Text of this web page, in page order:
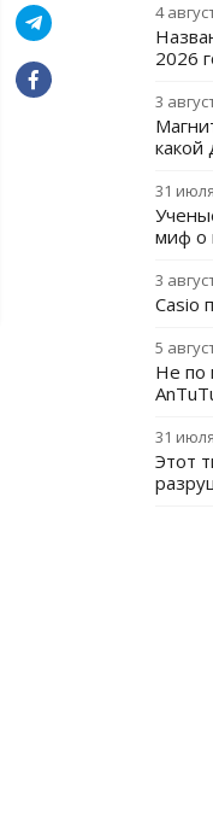
4
2026
3
какой
31
миф о
3
Casio
5
Не по
31
Этот